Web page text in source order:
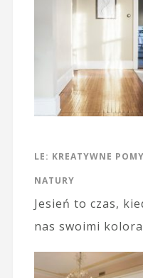
LE: KREATYWNE
NATURY
Jesień to czas,
nas swoimi